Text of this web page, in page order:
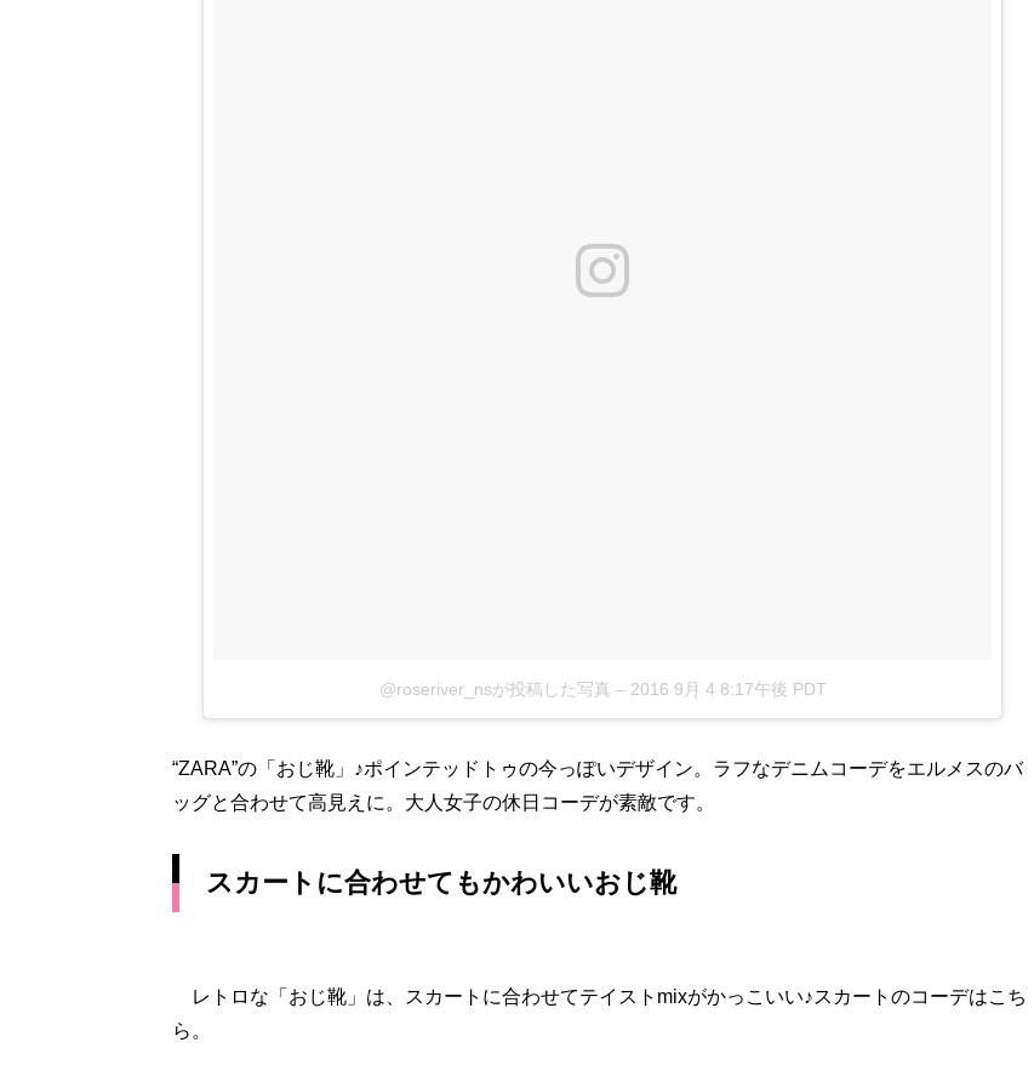
@roseriver_nsが投稿した写真 – 2016 9月 4 8:17午後 PDT
“ZARA”の「おじ靴」♪ポインテッドトゥの今っぽいデザイン。ラフなデニムコーデをエルメスのバ
ッグと合わせて高見えに。大人女子の休日コーデが素敵です。
スカートに合わせてもかわいいおじ靴
レトロな「おじ靴」は、スカートに合わせてテイストmixがかっこいい♪スカートのコーデはこち
ら。